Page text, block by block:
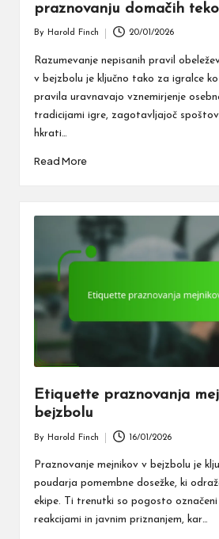
praznovanju domačih
by
By Harold Finch 20/01/2026
Razumevanje nepisanih pravil
v bejzbolu je ključno tako za igralce
pravila uravnavajo vznemirjenje
tradicijami igre, zagotavljajoč
hkrati…
Read More
Etiquette praznovanja
bejzbolu
by
By Harold Finch 16/01/2026
Praznovanje mejnikov v bejzbolu je
poudarja pomembne dosežke, ki
ekipe. Ti trenutki so pogosto označeni
reakcijami in javnim priznanjem, kar…